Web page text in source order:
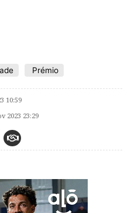
Prémio
10:59
2023 23:29